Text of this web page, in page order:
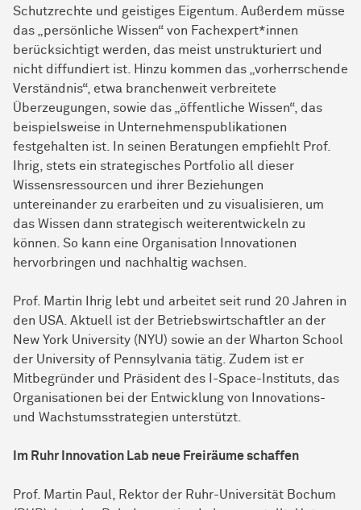
Schutzrechte und geistiges Eigentum. Außer­dem müsse
das „persönliche Wissen“ von Fachexpert*innen
berücksichtigt werden, das meist unstrukturiert und
nicht diffundiert ist. Hinzu kommen das „vorherrschende
Verständnis“, etwa branchenweit verbreitete
Überzeugungen, sowie das „öffentliche Wissen“, das
beispielsweise in Unternehmenspublikationen
festgehalten ist. In seinen Beratungen empfiehlt Prof.
Ihrig, stets ein strategisches Portfolio all dieser
Wissensressourcen und ihrer Beziehungen
untereinander zu erarbeiten und zu visualisieren, um
das Wissen dann strategisch weiterentwickeln zu
können. So kann eine Organisation Innovationen
hervorbringen und nachhaltig wachsen.
Prof. Martin Ihrig lebt und arbeitet seit rund 20 Jahren in
den USA. Aktuell ist der Betriebswirtschaftler an der
New York University (NYU) sowie an der Wharton School
der University of Pennsylvania tätig. Zudem ist er
Mitbegründer und Präsident des I-Space-Instituts, das
Organisationen bei der Entwicklung von Innovations-
und Wachstumsstrategien unterstützt.
Im Ruhr Innovation Lab neue Freiräume schaffen
Prof. Martin Paul, Rektor der Ruhr-Universität Bochum